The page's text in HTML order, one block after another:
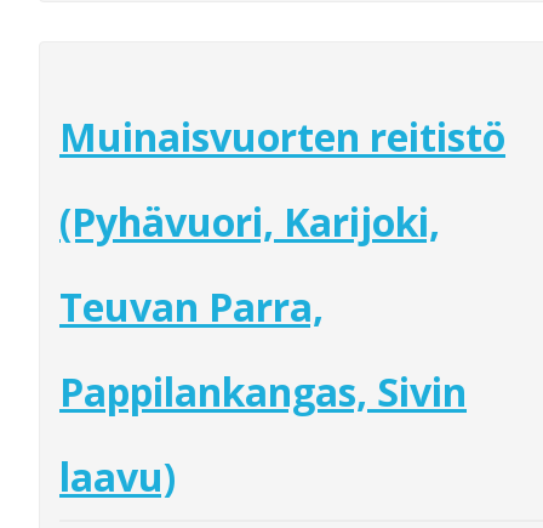
Muinaisvuorten reitistö
(Pyhävuori, Karijoki,
Teuvan Parra,
Pappilankangas, Sivin
laavu)